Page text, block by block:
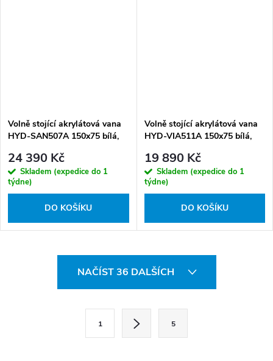
Volně stojící akrylátová vana
HYD-SAN507A 150x75 bílá,
kartáčovaný
24 390 Kč
Skladem (expedice do 1
týdne)
DO KOŠÍKU
Volně stojící akrylátová vana
HYD-VIA511A 150x75 bílá,
19 890 Kč
Skladem (expedice do 1
týdne)
DO KOŠÍKU
NAČÍST 36 DALŠÍCH
1 5